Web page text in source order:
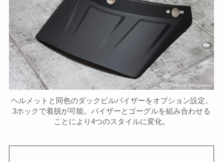
ヘルメットと同色のダックビルバイザーをオプション設定。
3ホックで着脱が可能。バイザーとゴーグルを組み合わせる
ことにより4つのスタイルに変化。